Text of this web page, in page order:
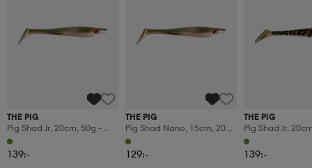
THE PIG
Pig Shad Jr, 20cm, 50g -
Arkansas Shiner - 2pcs
139:-
THE PIG
Pig Shad Nano, 15cm, 20g -
Arkansas Shiner - 4pcs
129:-
THE PIG
Pig Shad Jr,
Motoroil Ronin -
139:-